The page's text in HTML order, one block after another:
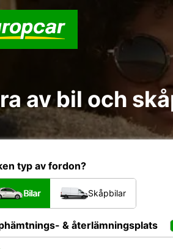
av bil och
typ av fordon?
Bilar Skåpbilar
& återlämningsplats